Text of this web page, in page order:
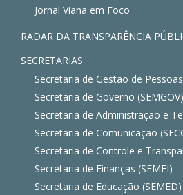
Jornal Viana em Foco
RADAR DA TRANSPARÊNCIA
SECRETARIAS
Secretaria de Gestão de Pessoas
Secretaria de Governo (SEMGOV)
Secretaria de Administração e
Secretaria de Comunicação
Secretaria de Controle e
Secretaria de Finanças (SEMFI)
Secretaria de Educação (SEMED)